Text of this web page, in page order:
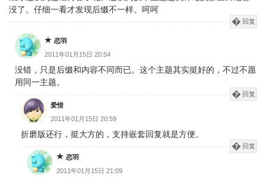
没了。仔细一看才发现后缀不一样。呵呵
回复
恋羽
2011年01月15日 20:54
没错，只是后缀和内容不同而已。这个主题其实挺好的，不过不愿
用同一主题。
回复
爱惜
2011年01月15日 20:59
折磨版还行，挺大方的，支持嵌套回复就是方便。
回复
恋羽
2011年01月15日 21:09